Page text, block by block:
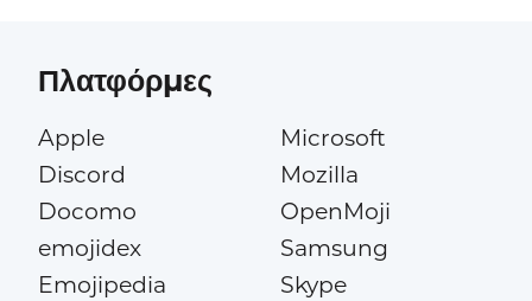
Πλατφόρμες
Apple
Discord
Docomo
emojidex
Emojipedia
Microsoft
Mozilla
OpenMoji
Samsung
Skype